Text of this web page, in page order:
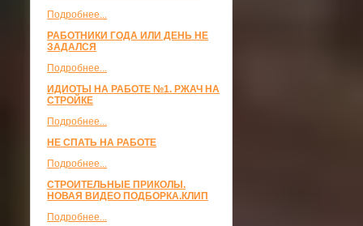
Подробнее...
РАБОТНИКИ ГОДА ИЛИ ДЕНЬ НЕ
ЗАДАЛСЯ
Подробнее...
ИДИОТЫ НА РАБОТЕ №1. РЖАЧ НА
СТРОЙКЕ
Подробнее...
НЕ СПАТЬ НА РАБОТЕ
Подробнее...
СТРОИТЕЛЬНЫЕ ПРИКОЛЫ.
НОВАЯ ВИДЕО ПОДБОРКА.КЛИП
Подробнее...